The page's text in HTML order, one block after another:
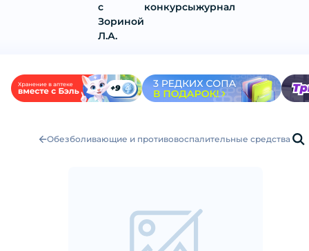
с
Зориной
Л.А.
конкурсыжурнал
Обезболивающие и противовоспалительные средства